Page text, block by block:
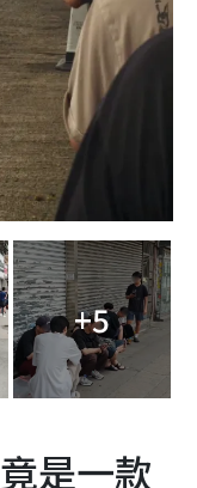
+5
是一款